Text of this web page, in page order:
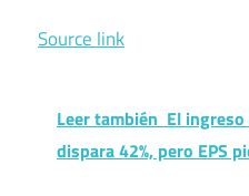
Source link
Leer también El
dispara 42%, pero EPS